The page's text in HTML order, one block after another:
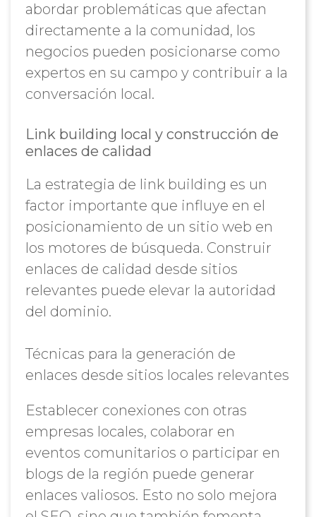
abordar problemáticas que afectan
directamente a la comunidad, los
negocios pueden posicionarse como
expertos en su campo y contribuir a la
conversación local.
Link building local y construcción de
enlaces de calidad
La estrategia de link building es un
factor importante que influye en el
posicionamiento de un sitio web en
los motores de búsqueda. Construir
enlaces de calidad desde sitios
relevantes puede elevar la autoridad
del dominio.
Técnicas para la generación de
enlaces desde sitios locales relevantes
Establecer conexiones con otras
empresas locales, colaborar en
eventos comunitarios o participar en
blogs de la región puede generar
enlaces valiosos. Esto no solo mejora